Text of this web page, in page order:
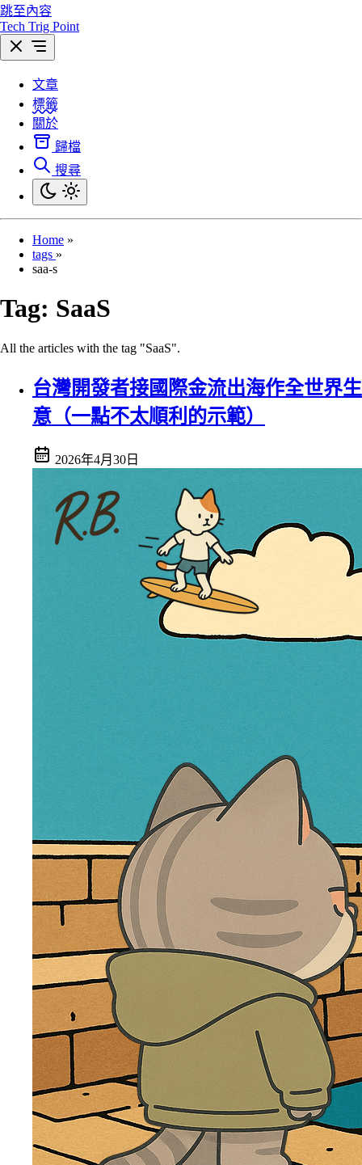
跳至內容
Tech Trig Point
文章
標籤
關於
歸檔
搜尋
Home »
tags »
saa-s
Tag: SaaS
All the articles with the tag "SaaS".
台灣開發者接國際金流出海作全世界生
意（一點不太順利的示範）
2026年4月30日